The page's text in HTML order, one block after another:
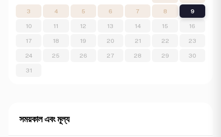
3 4 5 6 7 8 9
10 11 12 13 14 15 16
17 18 19 20 21 22 23
24 25 26 27 28 29 30
31
সময়কাল এবং মূল্য